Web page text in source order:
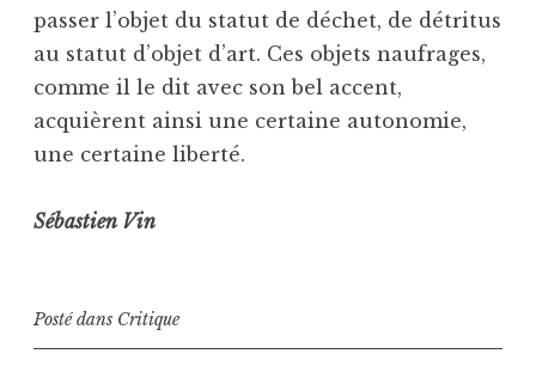
passer l’objet du statut de déchet, de détritus
au statut d’objet d’art. Ces objets naufrages,
comme il le dit avec son bel accent,
acquièrent ainsi une certaine autonomie,
une certaine liberté.
Sébastien Vin
Posté dans Critique